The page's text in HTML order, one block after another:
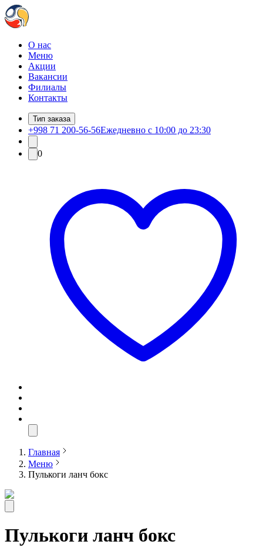
О нас
Меню
Акции
Вакансии
Филиалы
Контакты
Тип заказа
+998 71 200-56-56Ежедневно с 10:00 до 23:30
0
Главная
Меню
Пулькоги ланч бокс
Пулькоги ланч бокс